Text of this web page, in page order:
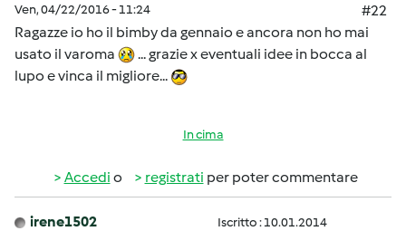
Ven, 04/22/2016 - 11:24
#22
Ragazze io ho il bimby da gennaio e ancora non ho mai
usato il varoma
... grazie x eventuali idee in bocca al
lupo e vinca il migliore...
In cima
Accedi o registrati per poter commentare
irene1502 Iscritto : 10.01.2014